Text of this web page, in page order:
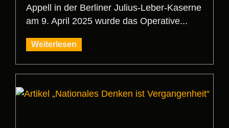
Appell in der Berliner Julius-Leber-Kaserne
am 9. April 2025 wurde das Operative...
Weiterlesen